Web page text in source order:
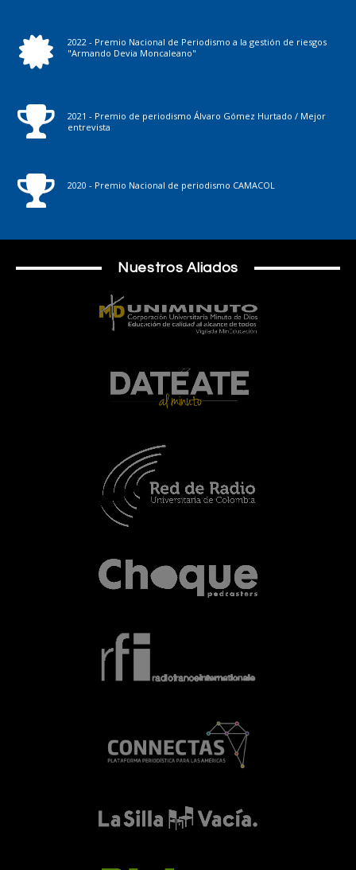
2022 - Premio Nacional de Periodismo a la gestión de riesgos
"Armando Devia Moncaleano"
2021 - Premio de periodismo Álvaro Gómez Hurtado / Mejor
entrevista
2020 - Premio Nacional de periodismo CAMACOL
Nuestros Aliados